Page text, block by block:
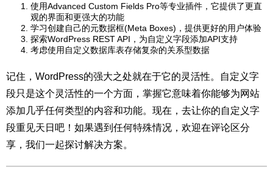
使用Advanced Custom Fields Pro等专业插件，它提供了更直
观的界面和更强大的功能
学习创建自己的元数据框(Meta Boxes)，提供更好的用户体验
探索WordPress REST API，为自定义字段添加API支持
考虑使用自定义数据库表存储复杂的关系型数据
记住，WordPress的强大之处就在于它的灵活性。自定义字
段只是这个灵活性的一个方面，掌握它意味着你能够为网站
添加几乎任何类型的内容和功能。现在，去让你的自定义字
段重见天日吧！如果遇到任何特殊情况，欢迎在评论区分
享，我们一起探讨解决方案。